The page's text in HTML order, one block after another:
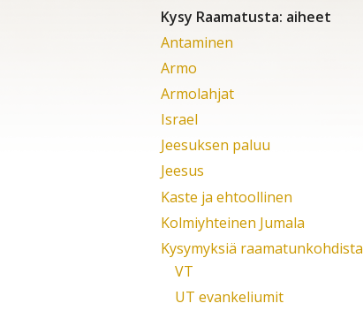
Kysy Raamatusta: aiheet
Antaminen
Armo
Armolahjat
Israel
Jeesuksen paluu
Jeesus
Kaste ja ehtoollinen
Kolmiyhteinen Jumala
Kysymyksiä raamatunkohdista
VT
UT evankeliumit